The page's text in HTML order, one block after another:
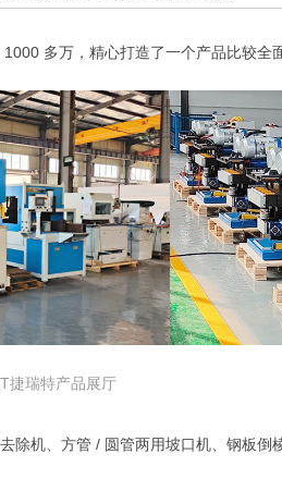
1000 多万，精心打造了一个产品比较全
捷瑞特产品展厅
除机、方管 / 圆管两用坡口机、钢板倒